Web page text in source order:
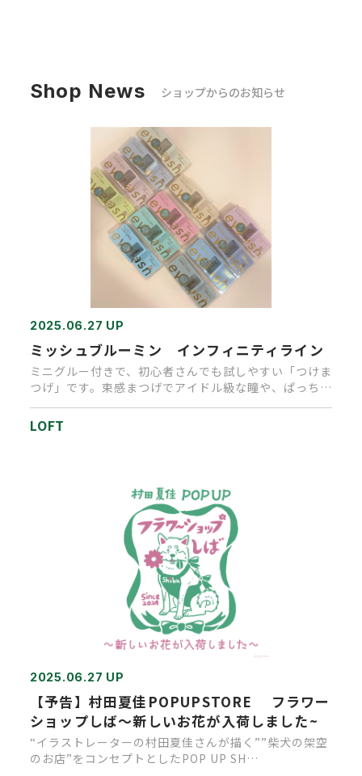
Shop News ショップからのお知らせ
2025.06.27 UP
ミッシュブルーミン インフィニティライン
ミニグルー付きで、初心者さんでも試しやすい「つけま
つげ」です。束感まつげでアイドル級な瞳や、ぱっちり
LOFT
2025.06.27 UP
【予告】村田夏佳POPUPSTORE フラワー
ショップしば～新しいお花が入荷しました~
“イラストレーターの村田夏佳さんが描く””柴犬の架空
のお店”をコンセプトとしたPOP UP SH…